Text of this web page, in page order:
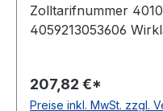
Zolltarifnummer
4059213053606
Material Neoprene
Rippenabstand
207,82 €*
Preise inkl. MwSt. zzgl.